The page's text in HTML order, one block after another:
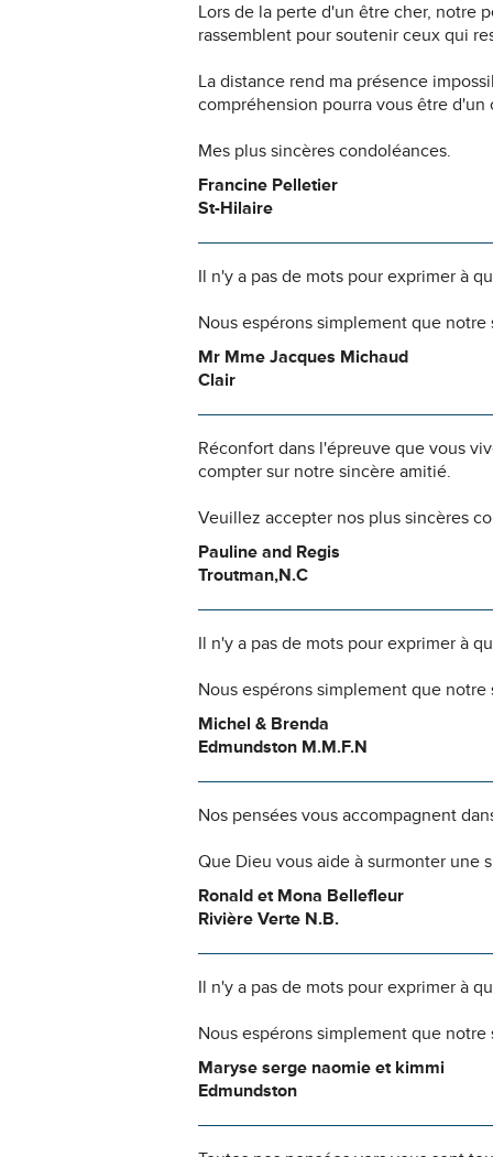
Lors de la perte d'un être cher, notre
rassemblent pour soutenir ceux qui
La distance rend ma présence
compréhension pourra vous être d'un
Mes plus sincères condoléances.
Francine Pelletier
St-Hilaire
Il n'y a pas de mots pour exprimer à
Nous espérons simplement que
Mr Mme Jacques Michaud
Clair
Réconfort dans l'épreuve que vous
compter sur notre sincère amitié.
Veuillez accepter nos plus sincères
Pauline and Regis
Troutman,N.C
Il n'y a pas de mots pour exprimer à
Nous espérons simplement que
Michel & Brenda
Edmundston M.M.F.N
Nos pensées vous accompagnent
Que Dieu vous aide à surmonter une
Ronald et Mona Bellefleur
Rivière Verte N.B.
Il n'y a pas de mots pour exprimer à
Nous espérons simplement que
Maryse serge naomie et kimmi
Edmundston